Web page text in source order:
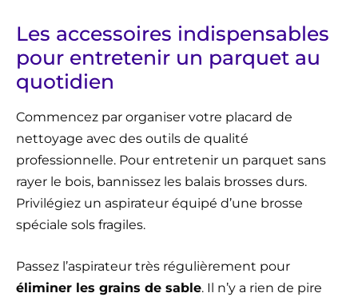
Les accessoires indispensables
pour entretenir un parquet au
quotidien
Commencez par organiser votre placard de
nettoyage avec des outils de qualité
professionnelle. Pour entretenir un parquet sans
rayer le bois, bannissez les balais brosses durs.
Privilégiez un aspirateur équipé d’une brosse
spéciale sols fragiles.
Passez l’aspirateur très régulièrement pour
éliminer les grains de sable. Il n’y a rien de pire